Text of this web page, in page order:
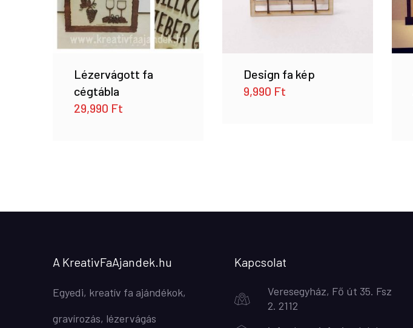
Lézervágott fa
cégtábla
29,990 Ft
Design fa kép
9,990 Ft
A KreativFaAjandek.hu
Egyedi, kreatív fa ajándékok,
gravírozás, lézervágás
Kapcsolat
Veresegyház, Fő út 35. Fsz
2. 2112